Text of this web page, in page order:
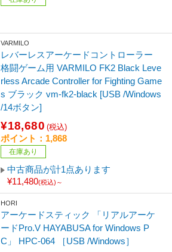
VARMILO
レバーレスアーケードコントローラー
格闘ゲーム用 VARMILO FK2 Black Leve
rless Arcade Controller for Fighting Game
s ブラック vm-fk2-black [USB /Windows
/14ボタン]
¥18,680 (税込)
ポイント：1,868
在庫あり
中古商品が計1点あります
¥11,480(税込)～
HORI
アーケードスティック 「リアルアーケ
ードPro.V HAYABUSA for Windows P
C」 HPC-064 ［USB /Windows］